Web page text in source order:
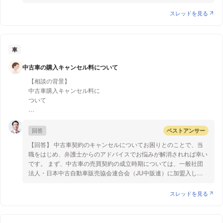
また、未成年者取消は口頭でも可能ですが、トラブル防止のために
と思います。
退職後の事を会社に言うこと、ましてや許可をもらう必要があるので
を求められたりとあるのでしょうか？
ちなみに、競業避止義務の文面は、『退職後3年間は同業への転職、
開業、設立を禁止する』
害賠償を求める』
と記載があります。
【質問1】
会社に許可をもらわず、誓約書書にもサインを断り。退職後発覚した
場合、退職金の返還、損害賠償請求が通るのでしょうか？
行為に当たります。具体的には、会社の営業秘密に係る情報を用い
月25日判決。三佳テック事件）。 以上より、ご質問のように、顧
客や契約先に退職後独立する事を告げ、その結果ご質問者様に依頼
が来たという場合、会社の営業秘密に係る情報を用いたり、会社の
信用をおとしめたりするなどの不当な方法でこれを行った場合でな
ければ、不法行為として違法となることはないかと存じます。 以
スレッドを見る
車
中古車の購入キャンセル料について
【相談の背景】
中古車購入キャンセル料に
ついて
中古車店をたずね、
翌日朝に先方からのメールに
返信のかたちで
購入の返事をしました。
メールにはキャンセル料が
車両価格の10%かかるとの
回答 ベストアンサー
【回答】 中古車契約のキャンセルについてお困りとのことで、当
職をはじめ、弁護士からのアドバイスでお悩みが解消されれば幸い
です。 まず、中古車の売買契約の成立時期については、一般社団
法人・日本中古自動車販売協会連合会（JU中販連）に加盟入して
車の引渡し（納車）が行われた日、②自動車の名義登録が完了し
スレッドを見る